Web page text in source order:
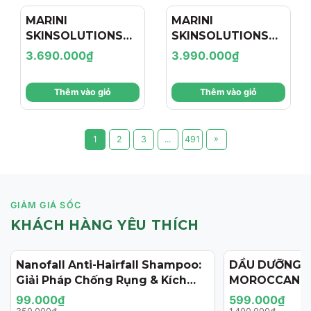
MARINI
SKINSOLUTIONS
Duality™ – Tinh
Chất Hỗ Trợ Giảm
Mụn Và Cải Thiện
Dấu Hiệu Lão Hóa
3.690.000₫
Thêm vào giỏ
MARINI
SKINSOLUTIONS
Transformation
Face Cream – Kem
Dưỡng Hỗ Trợ Tái
Tạo, Giảm Nếp
Nhăn Và Săn Chắc
Da
3.990.000₫
Thêm vào giỏ
1 2 3 ... 491 »
GIẢM GIÁ SỐC
KHÁCH HÀNG YÊU THÍCH
- 72%
Nanofall Anti-Hairfall Shampoo:
Giải Pháp Chống Rụng & Kích
Thích Mọc Tóc Chuẩn Y Khoa
99.000₫
- 57%
DẦU DƯỠNG
125ML
599.000₫